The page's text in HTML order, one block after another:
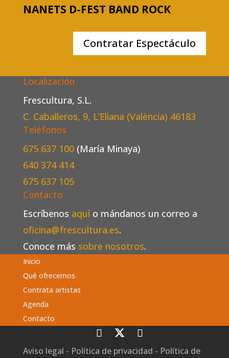
NANETS D-FEST BAND ROCK
Contratar Espectáculo
Localización
Frescultura, S.L.
C. Caballeros, 9, L’Eliana (València) 46183
Teléfonos
675 637 100 (María Minaya)
640 374 414
675 637 105
Contacto
Escríbenos aquío mándanos un correo a
oficina@frescultura.es.
Conoce más sobre nosotros.
Inicio
Qué ofrecemos
Contrata artistas
Agenda
Contacto
Aviso legal - Política de privacidad - Política de